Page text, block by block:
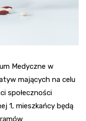
Medyczne w
mających na celu
społeczności
1, mieszkańcy będą